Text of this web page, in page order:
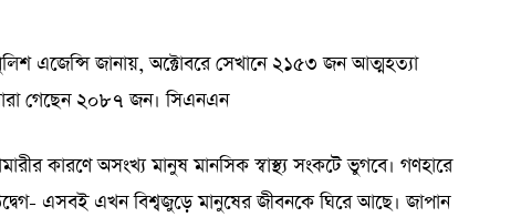
এজেন্সি জানায়, অক্টোবরে সেখানে ২১৫৩ জন আত্মহত্যা
গেছেন ২০৮৭ জন। সিএনএন
কারণে অসংখ্য মানুষ মানসিক স্বাস্থ্য সংকটে ভুগবে। গণহারে
এসবই এখন বিশ্বজুড়ে মানুষের জীবনকে ঘিরে আছে। জাপান